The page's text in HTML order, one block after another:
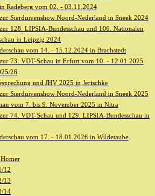
Radeberg vom 02. - 03.11.2024
Sierduivenshow Noord-Nederland in Sneek 2024
128. LIPSIA-Bundesschau und 106. Nationalen
in Leipzig 2024
vom 14. - 15.12.2024 in Brachstedt
73. VDT-Schau in Erfurt vom 10. - 12.01.2025
26
und JHV 2025 in Jerischke
Sierduivenshow Noord-Nederland in Sneek 2025
vom 7. bis 9. November 2025 in Nitra
74. VDT-Schau und 129. LIPSIA-Bundesschau in
vom 17. - 18.01.2026 in Wildetaube
12
13
14